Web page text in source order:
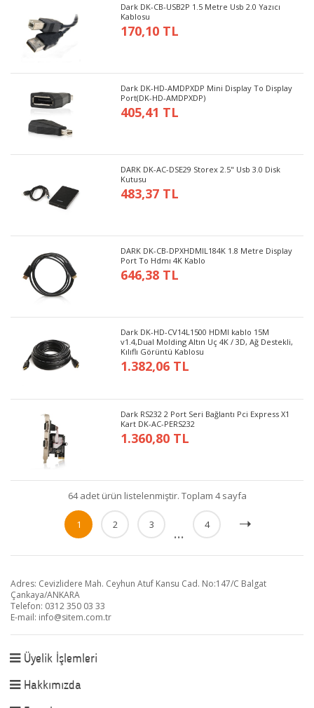
Dark DK-CB-USB2P 1.5 Metre Usb 2.0 Yazıcı
Kablosu
170,10 TL
Dark DK-HD-AMDPXDP Mini Display To Display
Port(DK-HD-AMDPXDP)
405,41 TL
DARK DK-AC-DSE29 Storex 2.5" Usb 3.0 Disk
Kutusu
483,37 TL
DARK DK-CB-DPXHDMIL184K 1.8 Metre Display
Port To Hdmı 4K Kablo
646,38 TL
Dark DK-HD-CV14L1500 HDMI kablo 15M
v1.4,Dual Molding Altın Uç 4K / 3D, Ağ Destekli,
Kılıflı Görüntü Kablosu
1.382,06 TL
Dark RS232 2 Port Seri Bağlantı Pci Express X1
Kart DK-AC-PERS232
1.360,80 TL
64 adet ürün listelenmiştir. Toplam 4 sayfa
1 2 3 ... 4
Adres: Cevizlidere Mah. Ceyhun Atuf Kansu Cad. No:147/C Balgat
Çankaya/ANKARA
Telefon: 0312 350 03 33
E-mail: info@sitem.com.tr
Üyelik İşlemleri
Hakkımızda